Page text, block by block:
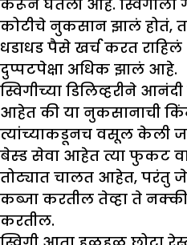
करून घेतली आहे. स्विगीला
कोटीचे नुकसान झालं होतं,
धडाधड पैसे खर्च करत
दुप्पटपेक्षा अधिक झालं आहे.
स्विगीच्या डिलिव्हरीने
आहेत की या नुकसानाची
त्यांच्याकडूनच वसूल केली
बेस्ड सेवा आहेत त्या फुकट
तोट्यात चालत आहेत, परंतु
कब्जा करतील तेव्हा ते
करतील.